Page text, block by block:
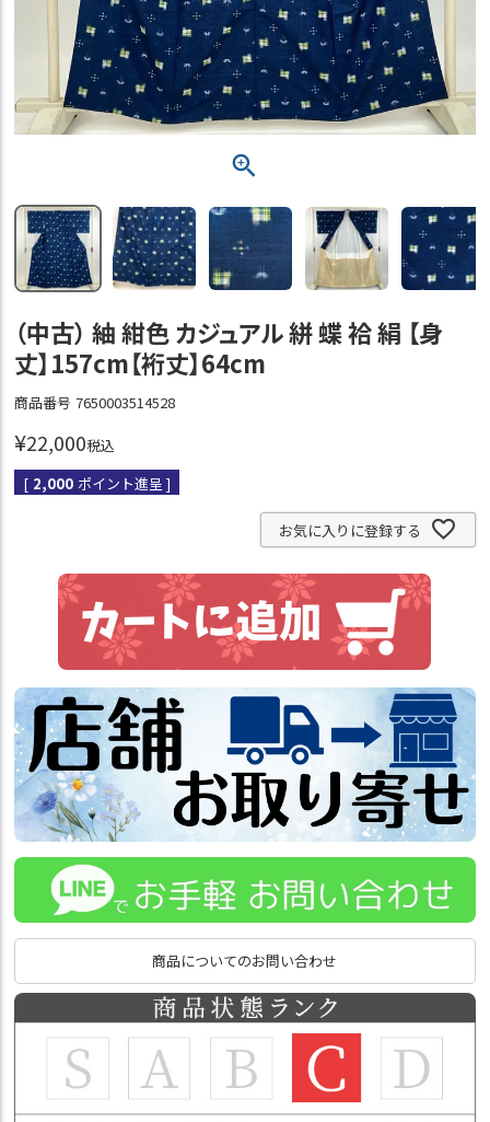
（中古） 紬 紺色 カジュアル 絣 蝶 袷 絹 【身
丈】157cm【裄丈】64cm
商品番号 7650003514528
¥22,000税込
[ 2,000 ポイント進呈 ]
お気に入りに登録する
商品についてのお問い合わせ